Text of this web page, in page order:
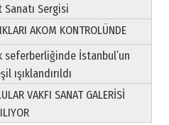
Sanatı Sergisi
AKOM KONTROLÜNDE
seferberliğinde İstanbul’un
ışıklandırıldı
VAKFI SANAT GALERİSİ
Şirin’e